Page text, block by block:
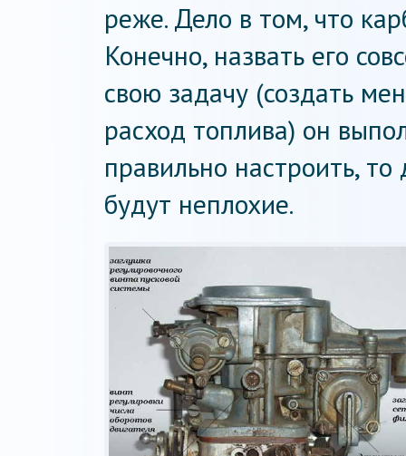
реже. Дело в том, что
Конечно, назвать его
свою задачу (создать
расход топлива) он
правильно настроить,
будут неплохие.